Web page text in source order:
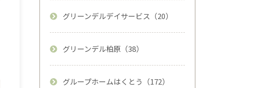
グリーンデルデイサービス（20）
グリーンデル柏原（38）
グループホームはくとう（172）